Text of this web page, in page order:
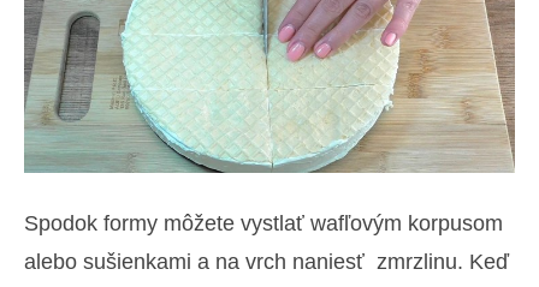
Spodok formy môžete vystlať wafľovým korpusom
alebo sušienkami a na vrch naniesť zmrzlinu. Keď